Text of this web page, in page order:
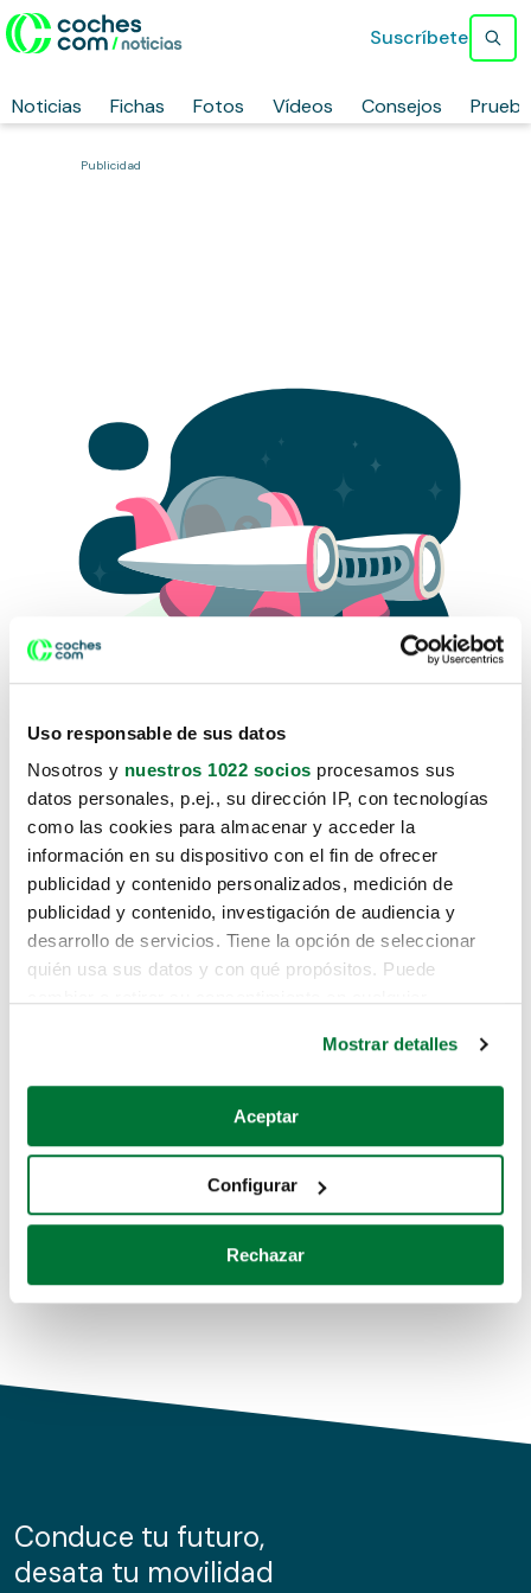
Uso responsable de sus datos
Nosotros y nuestros 1022 socios procesamos sus
datos personales, p.ej., su dirección IP, con tecnologías
como las cookies para almacenar y acceder la
información en su dispositivo con el fin de ofrecer
publicidad y contenido personalizados, medición de
publicidad y contenido, investigación de audiencia y
desarrollo de servicios. Tiene la opción de seleccionar
quién usa sus datos y con qué propósitos. Puede
Si lo permite, también quisiéramos:
Recopilar información sobre su ubicación geográfica
Identificar su dispositivo analizándolo activamente
para buscar características específicas (huellas
Obtenga más información sobre cómo se procesan sus
de cookies.
información sobre el uso que haga del sitio web con
nuestros partners de redes sociales, publicidad y análisis
Mostrar detalles
Aceptar
Configurar
Rechazar
Noticias Fichas Fotos Vídeos Consejos
Suscríbete
Publicidad
Lo sentimos, no sabemos como
te hemos traido hasta aquí.
Pero puedes encontrar el coche que estás
buscando en alguno de estos enlaces:
Coches de segunda mano
Coches de km0
Conduce tu futuro,
desata tu movilidad